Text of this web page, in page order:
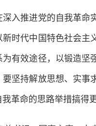
推进党的自我革命实
时代中国特色社会
有效途径，以锻造坚
坚持解放思想、实事
革命的思路举措搞得